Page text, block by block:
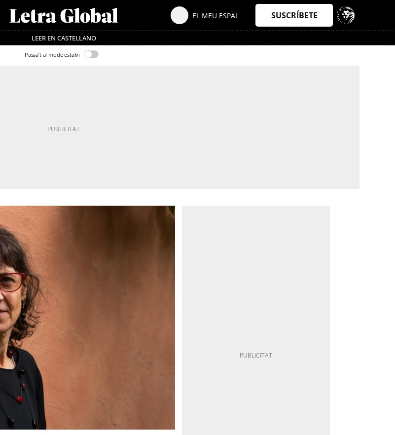
LEER EN CASTELLANO
Passa’t al mode estalvi